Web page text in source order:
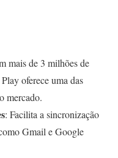
mais de 3 milhões de
oferece uma das
mercado.
: Facilita a sincronização
Gmail e Google